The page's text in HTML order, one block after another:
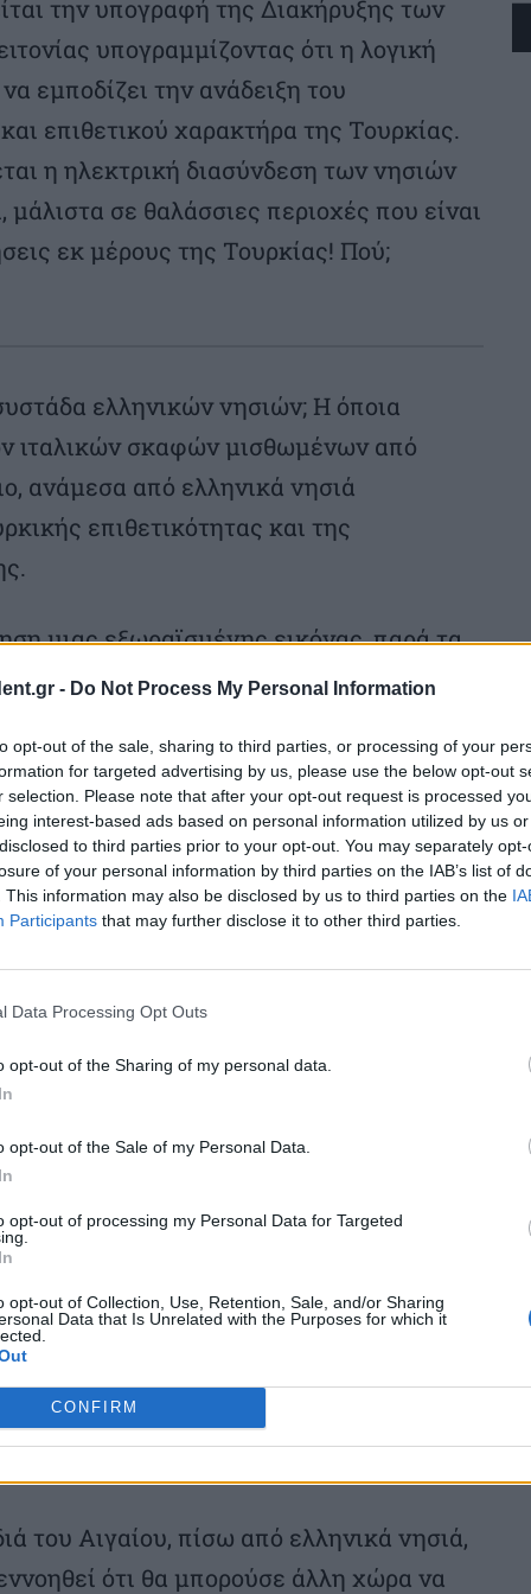
- Do Not Process My Personal Information
opt-out of the sale, sharing to third parties, or processing of your
for targeted advertising by us, please use the below opt-out
selection. Please note that after your opt-out request is processed
interest-based ads based on personal information utilized by us
to third parties prior to your opt-out. You may separately
of your personal information by third parties on the IAB’s list of
This information may also be disclosed by us to third parties on the
Participants that may further disclose it to other third parties.
Data Processing Opt Outs
opt-out of the Sharing of my personal data.
opt-out of the Sale of my Personal Data.
opt-out of processing my Personal Data for Targeted
opt-out of Collection, Use, Retention, Sale, and/or Sharing
Data that Is Unrelated with the Purposes for which it
CONFIRM
την υπογραφή της Διακήρυξης των
υπογραμμίζοντας ότι η λογική
εμποδίζει την ανάδειξη του
επιθετικού χαρακτήρα της Τουρκίας.
η ηλεκτρική διασύνδεση των νησιών
σε θαλάσσιες περιοχές που είναι
εκ μέρους της Τουρκίας! Πού;
ελληνικών νησιών; Η όποια
ιταλικών σκαφών μισθωμένων από
ανάμεσα από ελληνικά νησιά
επιθετικότητας και της
μιας εξωραϊσμένης εικόνας, παρά τα
δεν αντιλαμβάνονται το μέγεθος της
ως νταής και ταραξίας
εντύπωση ή, χειρότερα ακόμη
οι σχέσεις μας και είναι μόνο
ευκαιρία για να αναδειχθεί προς τα
ρόλος της
περνούν λανθασμένα μηνύματα
ζητημάτων στην καρδιά του Αιγαίου!
‘Αγκυρα για οτιδήποτε αφορά την
μεταξύ των νησιών της θέτοντας έτσι
μας συνοχή», επεσήμανε μεταξύ
θαλάσσιων πάρκων, ο πρώην
σχεδιασμός « δεν μπορεί να
που αποκλείει νησιά από τον αρχικό
αποφεύγει να ενσωματώσει περιοχές,
δικαιώματα της Ελλάδας δεν μπορούν
πράγμα θέλω να τονίσω.
του Αιγαίου, πίσω από ελληνικά νησιά,
ότι θα μπορούσε άλλη χώρα να